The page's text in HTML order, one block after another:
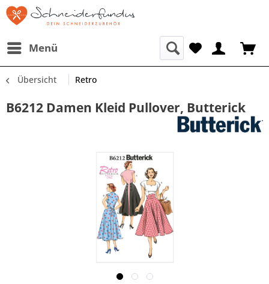
Menü
Übersicht Retro
B6212 Damen Kleid Pullover, Butterick